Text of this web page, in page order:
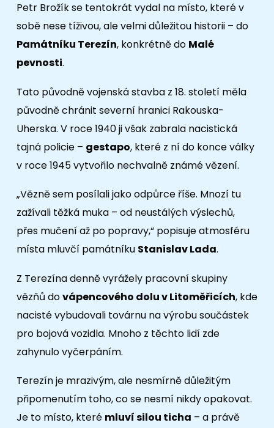
Petr Brožík se tentokrát vydal na místo, které v
sobě nese tíživou, ale velmi důležitou historii – do
Památníku Terezín, konkrétně do Malé
pevnosti.
Tato původně vojenská stavba z 18. století měla
původně chránit severní hranici Rakouska-
Uherska. V roce 1940 ji však zabrala nacistická
tajná policie – gestapo, které z ní do konce války
v roce 1945 vytvořilo nechvalně známé vězení.
„Vězně sem posílali jako odpůrce říše. Mnozí tu
zažívali těžká muka – od neustálých výslechů,
přes mučení až po popravy,“ popisuje atmosféru
místa mluvčí památníku Stanislav Lada.
Z Terezína denně vyrážely pracovní skupiny
vězňů dovápencového dolu v Litoměřicích, kde
nacisté vybudovali továrnu na výrobu součástek
pro bojová vozidla. Mnoho z těchto lidí zde
zahynulo vyčerpáním.
Terezín je mrazivým, ale nesmírně důležitým
připomenutím toho, co se nesmí nikdy opakovat.
Je to místo, které mluví silou ticha – a právě